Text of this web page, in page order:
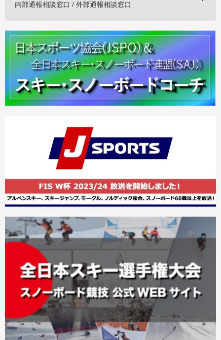
内部通報相談窓口 / 外部通報相談窓口